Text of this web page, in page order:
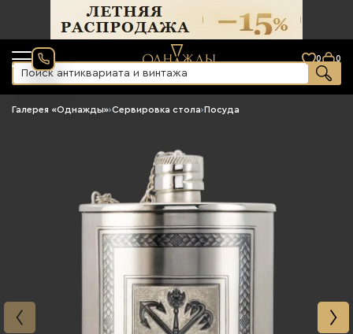
0 0
Галерея «Однажды»›Сервировка стола›Посуда